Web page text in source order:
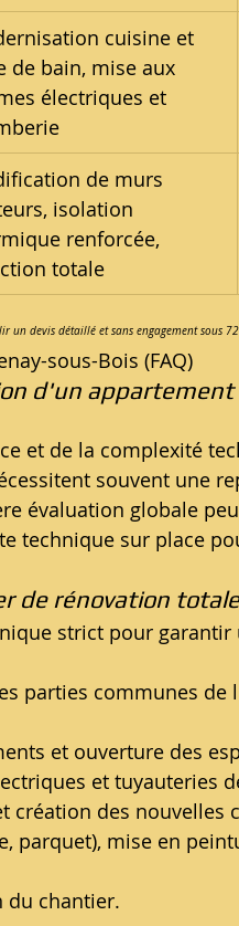
cuisine et
de bain, mise aux
électriques et
de murs
isolation
renforcée,
totale
un devis détaillé et sans engagement sous
sous-Bois (FAQ)
d'un appartement
et de la complexité
souvent une
évaluation globale
technique sur place
de rénovation
strict pour
parties communes
et ouverture des
et tuyauteries
des nouvelles
parquet), mise en
du chantier.